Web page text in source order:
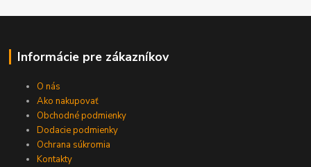
Informácie pre zákazníkov
O nás
Ako nakupovať
Obchodné podmienky
Dodacie podmienky
Ochrana súkromia
Kontakty